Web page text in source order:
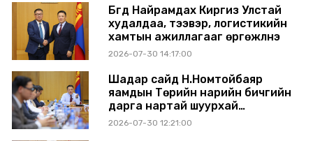
Бүгд Найрамдах Киргиз Улстай
худалдаа, тээвэр, логистикийн
хамтын ажиллагааг өргөжүүлнэ
2026-07-30 14:17:00
Шадар сайд Н.Номтойбаяр
яамдын Төрийн нарийн бичгийн
дарга нартай шуурхай
хуралдлаа
2026-07-30 12:21:00